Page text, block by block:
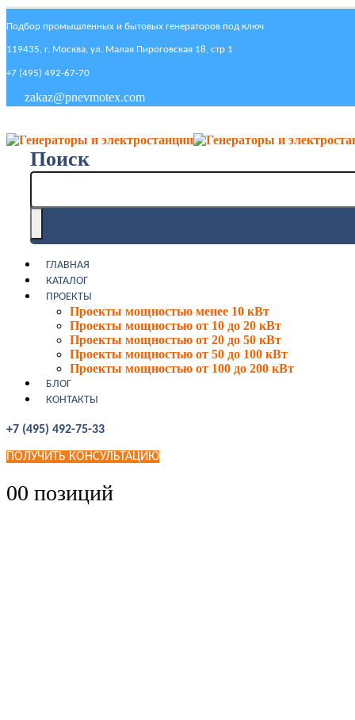
Подбор промышленных и бытовых генераторов под ключ
119435, г. Москва, ул. Малая Пироговская 18, стр 1
+7 (495) 492-67-70
zakaz@pnevmotex.com
Поиск
ГЛАВНАЯ
КАТАЛОГ
ПРОЕКТЫ
Проекты мощностью менее 10 кВт
Проекты мощностью от 10 до 20 кВт
Проекты мощностью от 20 до 50 кВт
Проекты мощностью от 50 до 100 кВт
Проекты мощностью от 100 до 200 кВт
БЛОГ
КОНТАКТЫ
+7 (495) 492-75-33
ПОЛУЧИТЬ КОНСУЛЬТАЦИЮ
00 позиций